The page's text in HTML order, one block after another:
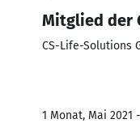
Mitglied der
CS-Life-Solutions
1 Monat, Mai 2021